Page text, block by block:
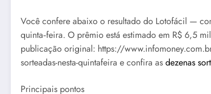
Você confere abaixo o resultado do Lotofácil —
quinta‑feira. O prêmio está estimado em R$ 6,5
publicação original: https://
sorteadas-nesta-quintafeira e confira asdezenas
Principais pontos